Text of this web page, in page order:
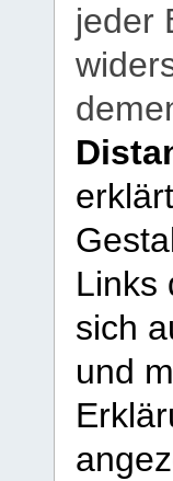
jeder
Links
sich
und